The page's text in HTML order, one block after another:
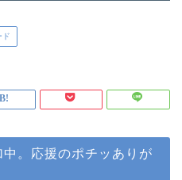
ド
。応援のポチッありが